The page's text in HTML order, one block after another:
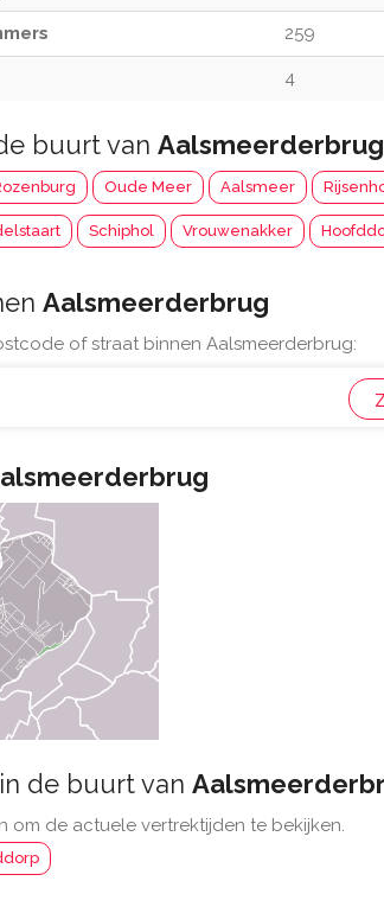
259
4
buurt van Aalsmeerderbrug
Oude Meer Aalsmeer
Schiphol Vrouwenakker
Aalsmeerderbrug
of straat binnen Aalsmeerderbrug:
de buurt van
om de actuele vertrektijden te bekijken.